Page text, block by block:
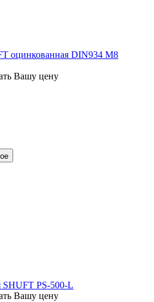
оцинкованная DIN934 М8
Вашу цену
SHUFT PS-500-L
Вашу цену